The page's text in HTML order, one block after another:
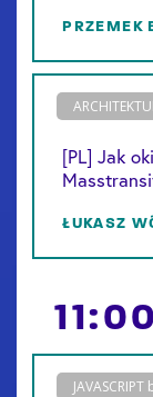
PRZEMEK
[PL] Jak
ŁUKASZ